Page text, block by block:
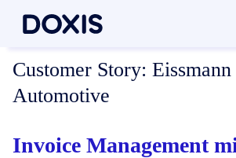
Customer Story:
Automotive
Invoice Management